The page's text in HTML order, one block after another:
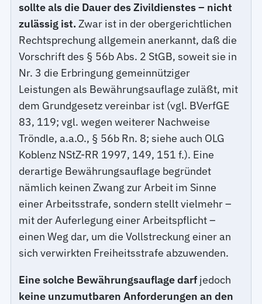
sollte als die Dauer des Zivildienstes – nicht
zulässig ist. Zwar ist in der obergerichtlichen
Rechtsprechung allgemein anerkannt, daß die
Vorschrift des § 56b Abs. 2 StGB, soweit sie in
Nr. 3 die Erbringung gemeinnütziger
Leistungen als Bewährungsauflage zuläßt, mit
dem Grundgesetz vereinbar ist (vgl. BVerfGE
83, 119; vgl. wegen weiterer Nachweise
Tröndle, a.a.O., § 56b Rn. 8; siehe auch OLG
Koblenz NStZ-RR 1997, 149, 151 f.). Eine
derartige Bewährungsauflage begründet
nämlich keinen Zwang zur Arbeit im Sinne
einer Arbeitsstrafe, sondern stellt vielmehr –
mit der Auferlegung einer Arbeitspflicht –
einen Weg dar, um die Vollstreckung einer an
sich verwirkten Freiheitsstrafe abzuwenden.
Eine solche Bewährungsauflage darf jedoch
keine unzumutbaren Anforderungen an den